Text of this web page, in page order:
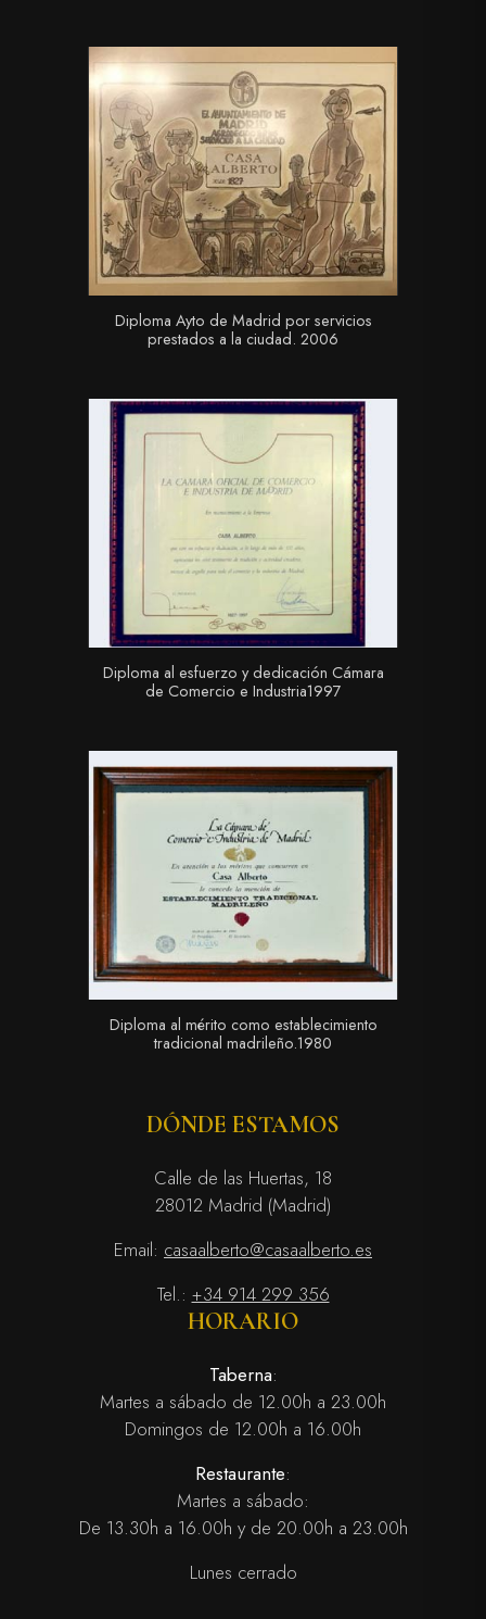
Diploma Ayto de Madrid por servicios
prestados a la ciudad. 2006
Diploma al esfuerzo y dedicación Cámara
de Comercio e Industria1997
Diploma al mérito como establecimiento
tradicional madrileño.1980
DÓNDE ESTAMOS
Calle de las Huertas, 18
28012 Madrid (Madrid)
Email: casaalberto@casaalberto.es
Tel.: +34 914 299 356
HORARIO
Taberna:
Martes a sábado de 12.00h a 23.00h
Domingos de 12.00h a 16.00h
Restaurante:
Martes a sábado:
De 13.30h a 16.00h y de 20.00h a 23.00h
Lunes cerrado